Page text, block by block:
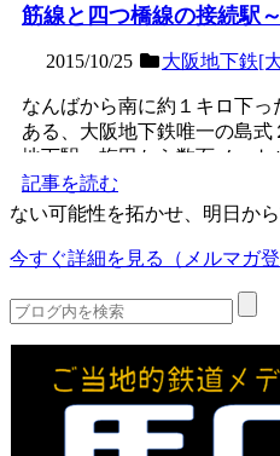
筋線と四つ橋線の接続駅～
2015/10/25 大阪地下鉄[
なんばから南に約１キロ下っ
ある、大阪地下鉄唯一の島式
地下駅。梅田から数百メート
ていた御堂筋線と四つ...
記事を読む
ない可能性を拓かせ、明日か
今すぐ詳細を見る（メルマガ